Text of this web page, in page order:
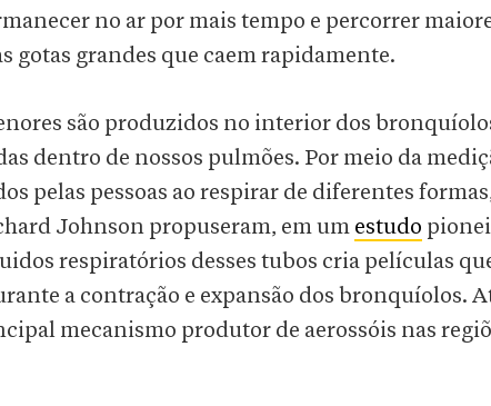
no ar por mais tempo e percorrer
gotas grandes que caem rapidamente.
são produzidos no interior dos
dentro de nossos pulmões. Por meio da
pelas pessoas ao respirar de diferentes
Johnson propuseram, em um estudo
respiratórios desses tubos cria películas
a contração e expansão dos bronquíolos.
mecanismo produtor de aerossóis nas